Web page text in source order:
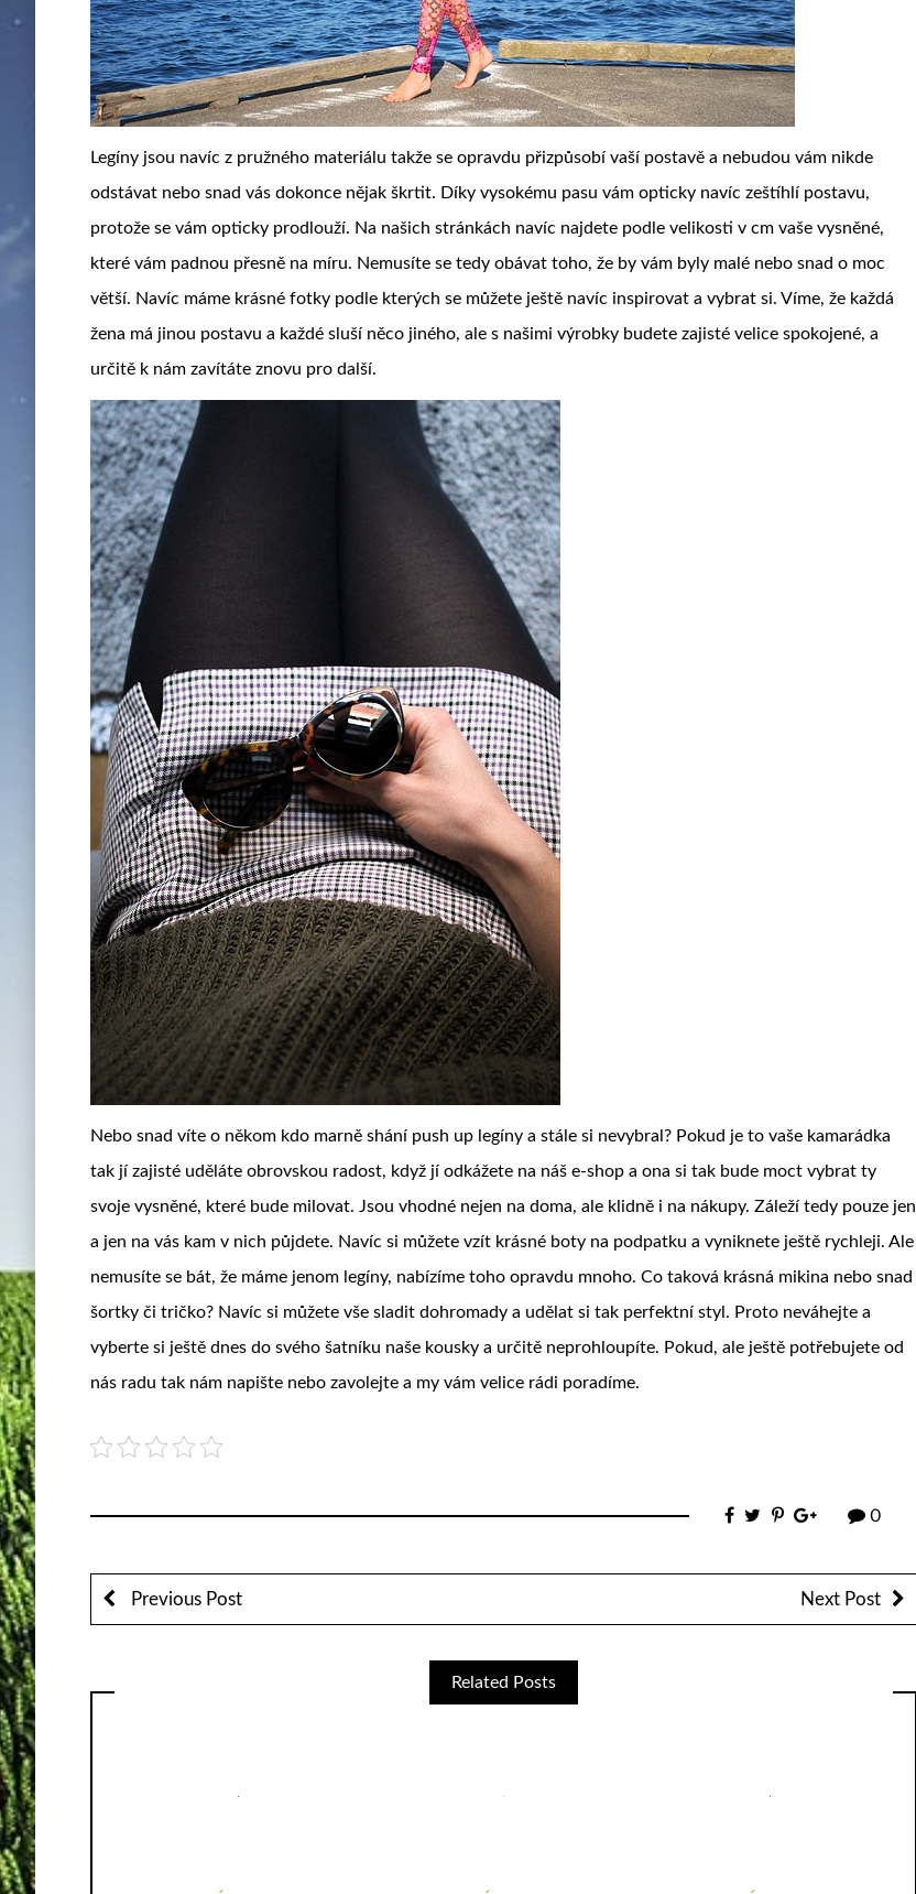
Legíny jsou navíc z pružného materiálu takže se opravdu přizpůsobí vaší postavě a nebudou vám nikde
odstávat nebo snad vás dokonce nějak škrtit. Díky vysokému pasu vám opticky navíc zeštíhlí postavu,
protože se vám opticky prodlouží. Na našich stránkách navíc najdete podle velikosti v cm vaše vysněné,
které vám padnou přesně na míru. Nemusíte se tedy obávat toho, že by vám byly malé nebo snad o moc
větší. Navíc máme krásné fotky podle kterých se můžete ještě navíc inspirovat a vybrat si. Víme, že každá
žena má jinou postavu a každé sluší něco jiného, ale s našimi výrobky budete zajisté velice spokojené, a
určitě k nám zavítáte znovu pro další.
Nebo snad víte o někom kdo marně shání push up legíny a stále si nevybral? Pokud je to vaše kamarádka
tak jí zajisté uděláte obrovskou radost, když jí odkážete na náš e-shop a ona si tak bude moct vybrat ty
svoje vysněné, které bude milovat. Jsou vhodné nejen na doma, ale klidně i na nákupy. Záleží tedy pouze jen
a jen na vás kam v nich půjdete. Navíc si můžete vzít krásné boty na podpatku a vyniknete ještě rychleji. Ale
nemusíte se bát, že máme jenom legíny, nabízíme toho opravdu mnoho. Co taková krásná mikina nebo snad
šortky či tričko? Navíc si můžete vše sladit dohromady a udělat si tak perfektní styl. Proto neváhejte a
vyberte si ještě dnes do svého šatníku naše kousky a určitě neprohloupíte. Pokud, ale ještě potřebujete od
nás radu tak nám napište nebo zavolejte a my vám velice rádi poradíme.
0
Previous Post Next Post
Related Posts